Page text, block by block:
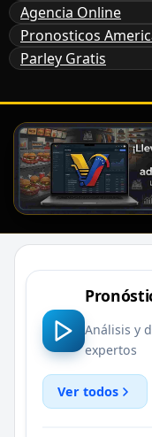
Agencia Online
Pronosticos
Parley Gratis
Análisis y
expertos
Ver todos